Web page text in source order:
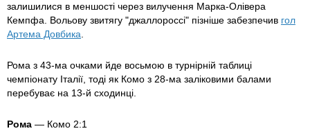
залишилися в меншості через вилучення Марка-Олівера
Кемпфа. Вольову звитягу "джаллороссі" пізніше забезпечив гол
Артема Довбика.
Рома з 43-ма очками йде восьмою в турнірній таблиці
чемпіонату Італії, тоді як Комо з 28-ма заліковими балами
перебуває на 13-й сходинці.
Рома — Комо 2:1